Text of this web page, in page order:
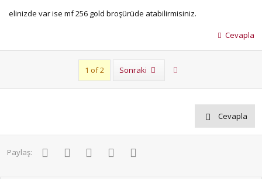
elinizde var ise mf 256 gold broşürüde atabilirmisiniz.
Cevapla
1 of 2 Sonraki
Cevapla
Paylaş: FacebookTwitter PinterestWhatsApp